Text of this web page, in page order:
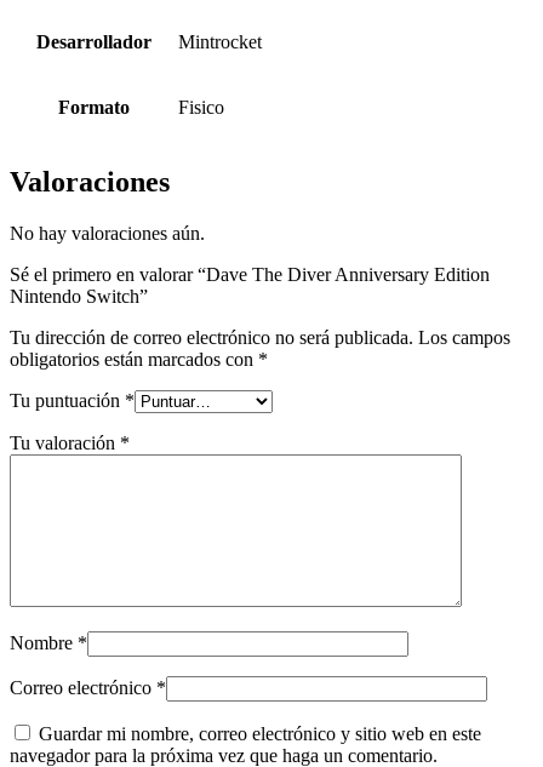
Desarrollador Mintrocket
Formato Fisico
Valoraciones
No hay valoraciones aún.
Sé el primero en valorar “Dave The Diver Anniversary Edition
Nintendo Switch”
Tu dirección de correo electrónico no será publicada. Los campos
obligatorios están marcados con *
Tu puntuación *
Tu valoración *
Nombre *
Correo electrónico *
Guardar mi nombre, correo electrónico y sitio web en este
navegador para la próxima vez que haga un comentario.